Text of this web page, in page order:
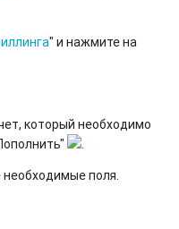
" и нажмите на
который необходимо
.
необходимые поля.